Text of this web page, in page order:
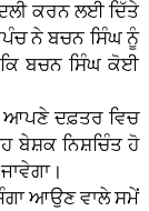
ਕਰਨ ਲਈ ਦਿੱਤੇ
ਨੇ ਬਚਨ ਸਿੰਘ ਨੂੰ
ਕਿ ਬਚਨ ਸਿੰਘ ਕੋਈ
ਆਪਣੇ ਦਫ਼ਤਰ ਵਿਚ
ਬੇਸ਼ਕ ਨਿਸ਼ਚਿੰਤ ਹੋ
ਆਉਣ ਵਾਲੇ ਸਮੇਂ